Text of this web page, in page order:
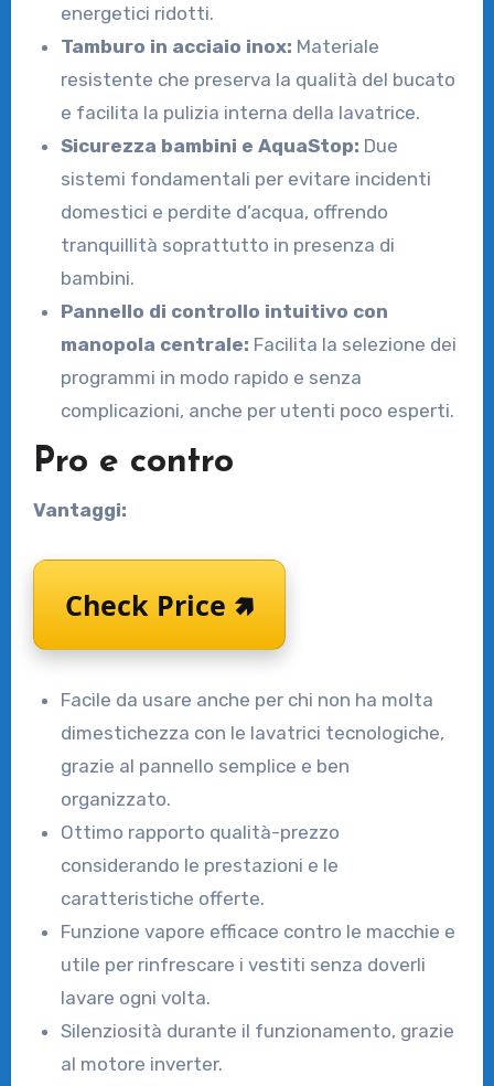
energetici ridotti.
Tamburo in acciaio inox: Materiale
resistente che preserva la qualità del bucato
e facilita la pulizia interna della lavatrice.
Sicurezza bambini e AquaStop: Due
sistemi fondamentali per evitare incidenti
domestici e perdite d’acqua, offrendo
tranquillità soprattutto in presenza di
bambini.
Pannello di controllo intuitivo con
manopola centrale: Facilita la selezione dei
programmi in modo rapido e senza
complicazioni, anche per utenti poco esperti.
Pro e contro
Vantaggi:
Check Price 🢅
Facile da usare anche per chi non ha molta
dimestichezza con le lavatrici tecnologiche,
grazie al pannello semplice e ben
organizzato.
Ottimo rapporto qualità-prezzo
considerando le prestazioni e le
caratteristiche offerte.
Funzione vapore efficace contro le macchie e
utile per rinfrescare i vestiti senza doverli
lavare ogni volta.
Silenziosità durante il funzionamento, grazie
al motore inverter.